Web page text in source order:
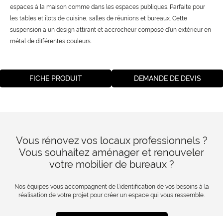
espaces à la maison comme dans les espaces publiques. Parfaite pour
les tables et îlots de cuisine, salles de réunions et bureaux. Cette
suspension a un design attirant et accrocheur composé d’un extérieur en
métal de différentes couleurs.
FICHE PRODUIT DEMANDE DE DEVIS
Vous rénovez vos locaux professionnels ?
Vous souhaitez aménager et renouveler
votre mobilier de bureaux ?
Nos équipes vous accompagnent de l’identification de vos besoins à la
réalisation de votre projet pour créer un espace qui vous ressemble.